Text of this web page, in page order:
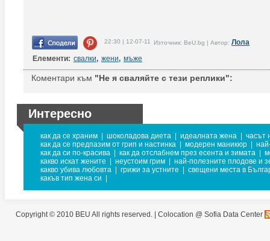
22:30 | 12-07-11 Източник: BeU.bg | Автор: Лола
Елементи: свалки, жени, мъже
Коментари към "Не я сваляйте с тези реплики":
Интересно
как да се храним шоколадова диета идеалната жена
часът
как да се предпазим от грип и настинка
модерен маникюр
как да си по-красива
как да отслабнем през есента и зимата
какво искат жените
неустоим грим
най-полезните плодове и
какво убива любовта
грижи за устните
свещени места в
какъв тип жена си
Copyright © 2010 BEU All rights reserved. | Colocation @ Sofia Data Center